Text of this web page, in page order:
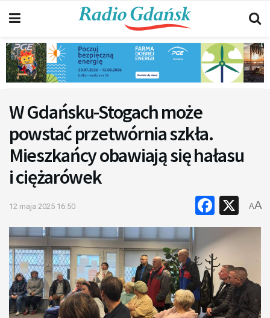
W Gdańsku-Stogach może
powstać przetwórnia szkła.
Mieszkańcy obawiają się hałasu
i ciężarówek
12 maja 2025 16:50 X
AA